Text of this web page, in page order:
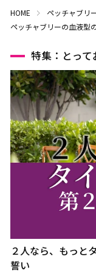
HOME ペッチャブリ
ペッチャブリーの血液型
特集：とっ
２人なら、もっと
誓い